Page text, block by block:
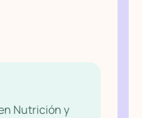
Nutrición y